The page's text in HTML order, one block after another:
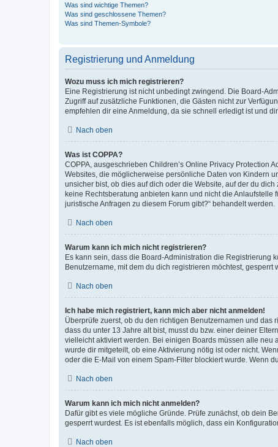
Was sind wichtige Themen?
Was sind geschlossene Themen?
Was sind Themen-Symbole?
Registrierung und Anmeldung
Wozu muss ich mich registrieren?
Eine Registrierung ist nicht unbedingt zwingend. Die Board-
Zugriff auf zusätzliche Funktionen, die Gästen nicht zur
empfehlen dir eine Anmeldung, da sie schnell erledigt ist und
Nach oben
Was ist COPPA?
COPPA, ausgeschrieben Children’s Online Privacy Protection
Websites, die möglicherweise persönliche Daten von Kindern
unsicher bist, ob dies auf dich oder die Website, auf der du
keine Rechtsberatung anbieten kann und nicht die
juristische Anfragen zu diesem Forum gibt?“ behandelt werden.
Nach oben
Warum kann ich mich nicht registrieren?
Es kann sein, dass die Board-Administration die Registrierung
Benutzername, mit dem du dich registrieren möchtest,
Nach oben
Ich habe mich registriert, kann mich aber nicht anmelden!
Überprüfe zuerst, ob du den richtigen Benutzernamen und
dass du unter 13 Jahre alt bist, musst du bzw. einer deiner
vielleicht aktiviert werden. Bei einigen Boards müssen alle
wurde dir mitgeteilt, ob eine Aktivierung nötig ist oder nicht.
oder die E-Mail von einem Spam-Filter blockiert wurde. Wenn
Nach oben
Warum kann ich mich nicht anmelden?
Dafür gibt es viele mögliche Gründe. Prüfe zunächst, ob dein
gesperrt wurdest. Es ist ebenfalls möglich, dass ein
Nach oben